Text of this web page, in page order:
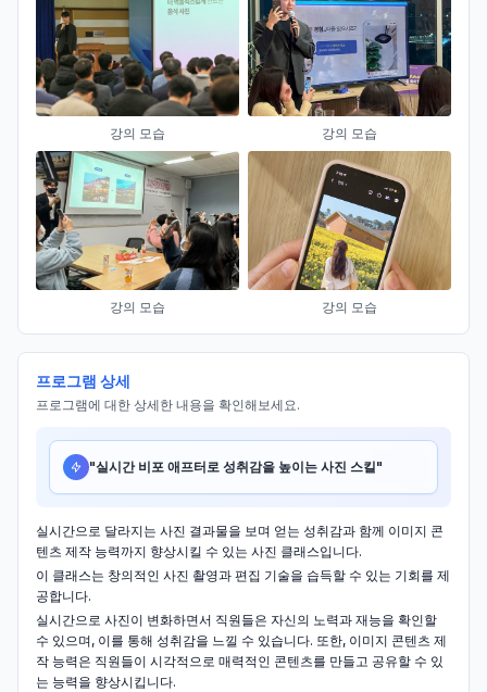
강의 모습 강의 모습
강의 모습 강의 모습
프로그램 상세
프로그램에 대한 상세한 내용을 확인해보세요.
"실시간 비포 애프터로 성취감을 높이는 사진 스킬"
실시간으로 달라지는 사진 결과물을 보며 얻는 성취감과 함께 이미지 콘
텐츠 제작 능력까지 향상시킬 수 있는 사진 클래스입니다.
이 클래스는 창의적인 사진 촬영과 편집 기술을 습득할 수 있는 기회를 제
공합니다.
실시간으로 사진이 변화하면서 직원들은 자신의 노력과 재능을 확인할
수 있으며, 이를 통해 성취감을 느낄 수 있습니다. 또한, 이미지 콘텐츠 제
작 능력은 직원들이 시각적으로 매력적인 콘텐츠를 만들고 공유할 수 있
는 능력을 향상시킵니다.